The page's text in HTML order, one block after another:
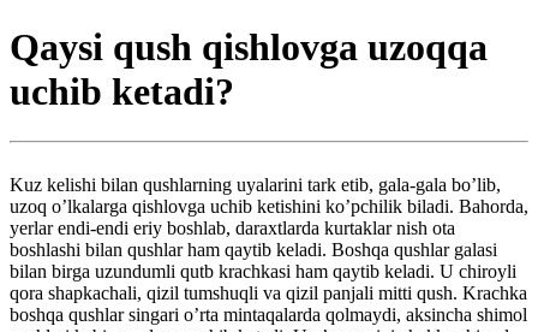
Qaysi qush qishlovga uzoqqa
uchib ketadi?
Kuz kelishi bilan qushlarning uyalarini tark etib, gala-gala bo’lib,
uzoq o’lkalarga qishlovga uchib ketishini ko’pchilik biladi. Bahorda,
yerlar endi-endi eriy boshlab, daraxtlarda kurtaklar nish ota
boshlashi bilan qushlar ham qaytib keladi. Boshqa qushlar galasi
bilan birga uzundumli qutb krachkasi ham qaytib keladi. U chiroyli
qora shapkachali, qizil tumshuqli va qizil panjali mitti qush. Krachka
boshqa qushlar singari o’rta mintaqalarda qolmaydi, aksincha shimol